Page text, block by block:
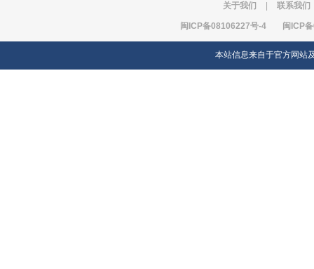
关于我们 联系我们
闽ICP备08106227号-4 闽ICP
本站信息来自于官方网站